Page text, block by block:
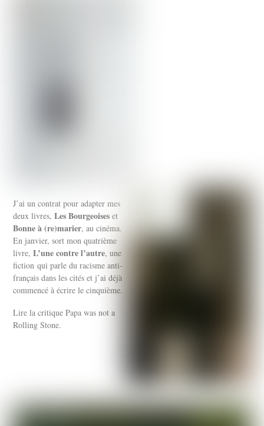
J’ai un contrat pour adapter mes
deux livres,Les Bourgeoiseset
Bonne à (re)marier, au cinéma.
En janvier, sort mon quatrième
livre,L’une contre l’autre, une
fiction qui parle du racisme anti-
français dans les cités et j’ai déjà
commencé à écrire le cinquième.
Lire la critique Papa was not a
Rolling Stone.